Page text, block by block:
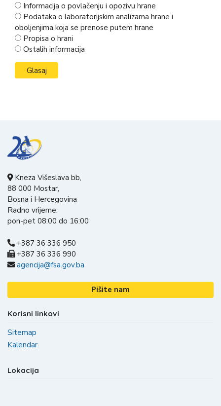
Informacija o povlačenju i opozivu hrane
Podataka o laboratorijskim analizama hrane i
oboljenjima koja se prenose putem hrane
Propisa o hrani
Ostalih informacija
Kneza Višeslava bb,
88 000 Mostar,
Bosna i Hercegovina
Radno vrijeme:
pon-pet 08:00 do 16:00
+387 36 336 950
+387 36 336 990
agencija@fsa.gov.ba
Pišite nam
Korisni linkovi
Sitemap
Kalendar
Lokacija